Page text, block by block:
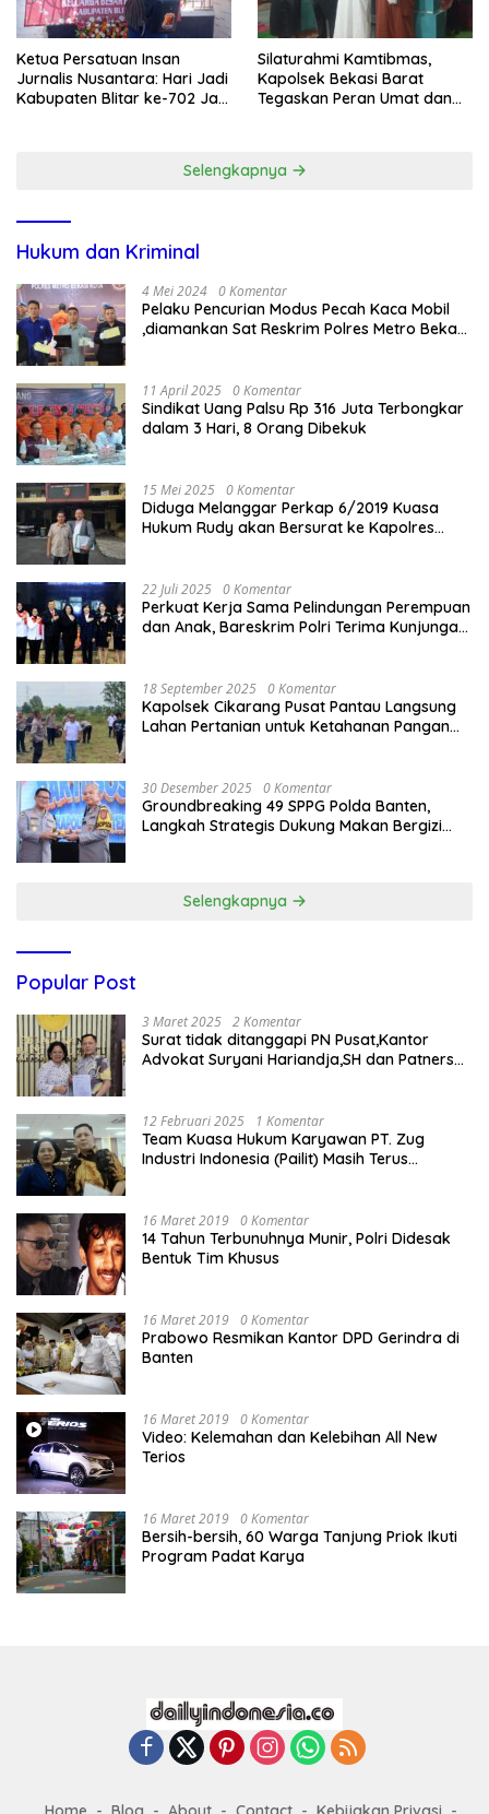
Ketua Persatuan Insan
Jurnalis Nusantara: Hari Jadi
Kabupaten Blitar ke-702 Jadi
Silaturahmi Kamtibmas,
Kapolsek Bekasi Barat
Tegaskan Peran Umat dan
Selengkapnya
Hukum dan Kriminal
4 Mei 2024 0 Komentar
Pelaku Pencurian Modus Pecah Kaca Mobil
,diamankan Sat Reskrim Polres Metro Bekasi
11 April 2025 0 Komentar
Sindikat Uang Palsu Rp 316 Juta Terbongkar
dalam 3 Hari, 8 Orang Dibekuk
15 Mei 2025 0 Komentar
Diduga Melanggar Perkap 6/2019 Kuasa
Hukum Rudy akan Bersurat ke Kapolres
22 Juli 2025 0 Komentar
Perkuat Kerja Sama Pelindungan Perempuan
dan Anak, Bareskrim Polri Terima Kunjungan
18 September 2025 0 Komentar
Kapolsek Cikarang Pusat Pantau Langsung
Lahan Pertanian untuk Ketahanan Pangan
30 Desember 2025 0 Komentar
Groundbreaking 49 SPPG Polda Banten,
Langkah Strategis Dukung Makan Bergizi
Selengkapnya
Popular Post
3 Maret 2025 2 Komentar
Surat tidak ditanggapi PN Pusat,Kantor
Advokat Suryani Hariandja,SH dan Patners
12 Februari 2025 1 Komentar
Team Kuasa Hukum Karyawan PT. Zug
Industri Indonesia (Pailit) Masih Terus
16 Maret 2019 0 Komentar
14 Tahun Terbunuhnya Munir, Polri Didesak
Bentuk Tim Khusus
16 Maret 2019 0 Komentar
Prabowo Resmikan Kantor DPD Gerindra di
Banten
16 Maret 2019 0 Komentar
Video: Kelemahan dan Kelebihan All New
Terios
16 Maret 2019 0 Komentar
Bersih-bersih, 60 Warga Tanjung Priok Ikuti
Program Padat Karya